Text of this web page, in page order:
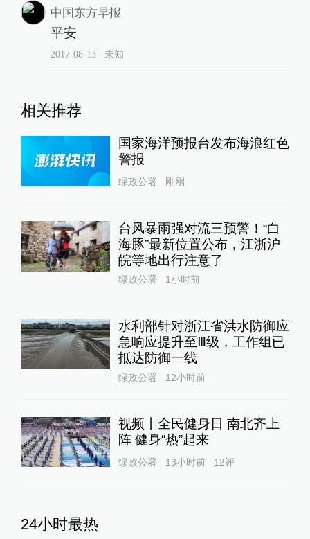
中国东方早报
平安
2017-08-13∙ 未知
相关推荐
国家海洋预报台发布海浪红色
警报
绿政公署 刚刚
台风暴雨强对流三预警！“白
海豚”最新位置公布，江浙沪
皖等地出行注意了
绿政公署 1小时前
水利部针对浙江省洪水防御应
急响应提升至Ⅲ级，工作组已
抵达防御一线
绿政公署 12小时前
视频丨全民健身日 南北齐上
阵 健身“热”起来
绿政公署 13小时前 12评
24小时最热